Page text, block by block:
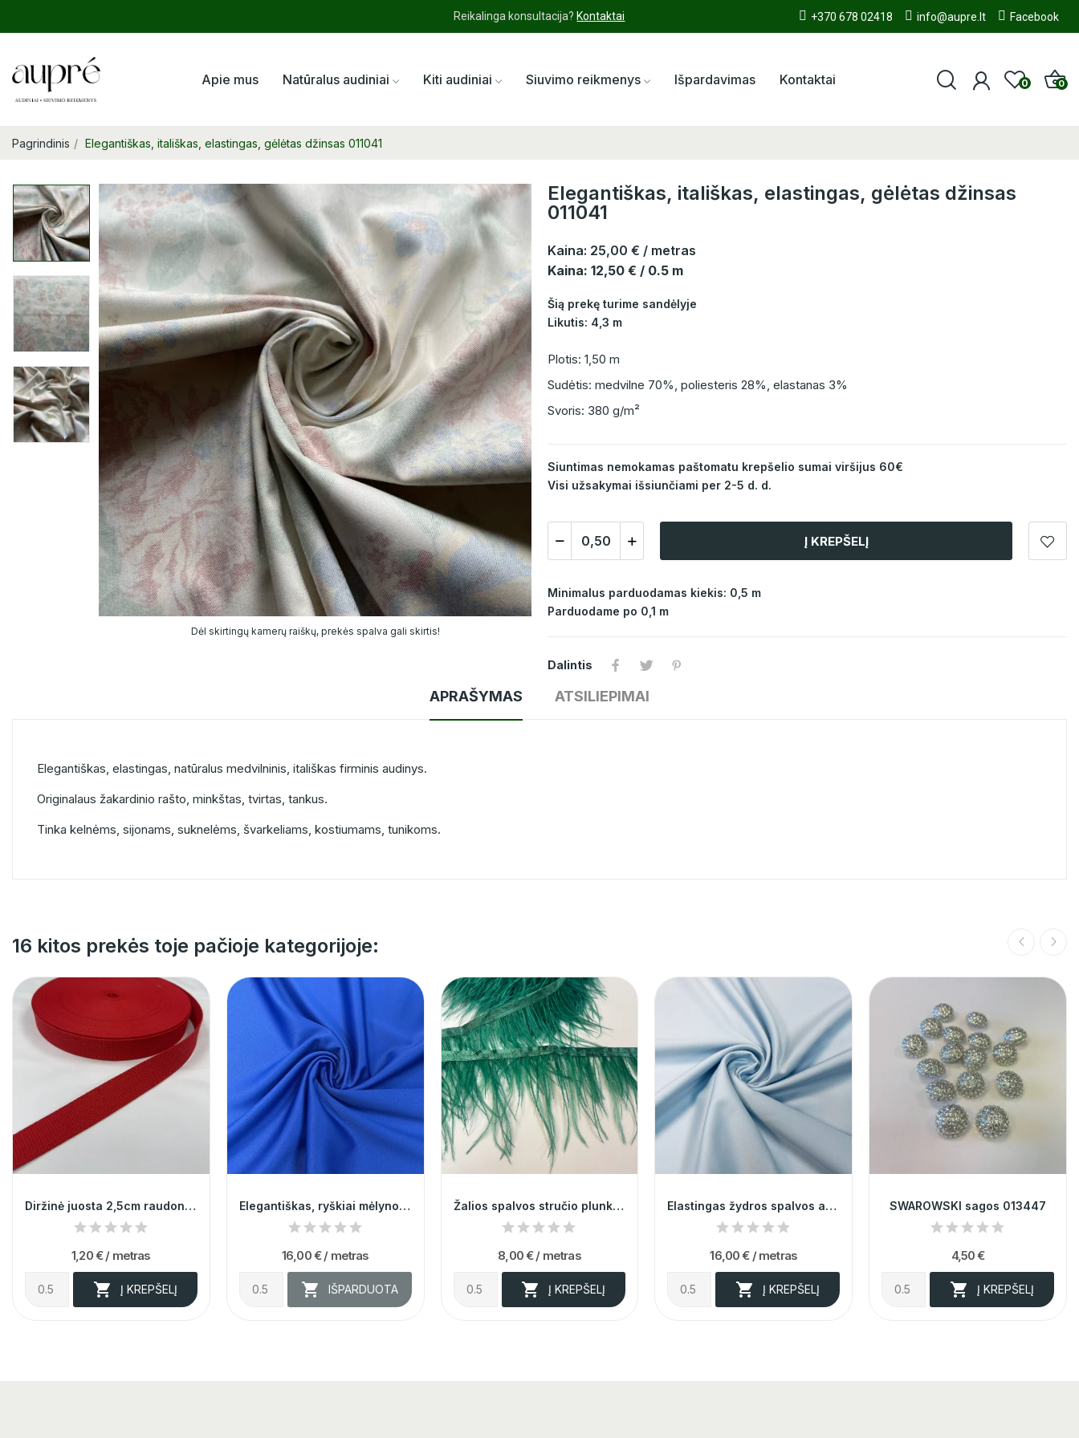
Reikalinga konsultacija? Kontaktai +370 678 02418 info@aupre.lt Facebook
Apie mus Natūralus audiniai Kiti audiniai Siuvimo reikmenys Išpardavimas Kontaktai 0 0
Pagrindinis Elegantiškas, itališkas, elastingas, gėlėtas džinsas 011041
Dėl skirtingų kamerų raiškų, prekės spalva gali skirtis!
Elegantiškas, itališkas, elastingas, gėlėtas džinsas
011041
Kaina: 25,00 € / metras
Kaina: 12,50 € / 0.5 m
Šią prekę turime sandėlyje
Likutis: 4,3 m
Plotis: 1,50 m
Sudėtis: medvilne 70%, poliesteris 28%, elastanas 3%
Svoris: 380 g/m²
Siuntimas nemokamas paštomatu krepšelio sumai viršijus 60€
Visi užsakymai išsiunčiami per 2-5 d. d.
Į KREPŠELĮ
Minimalus parduodamas kiekis: 0,5 m
Parduodame po 0,1 m
Dalintis
APRAŠYMAS ATSILIEPIMAI
Elegantiškas, elastingas, natūralus medvilninis, itališkas firminis audinys.
Originalaus žakardinio rašto, minkštas, tvirtas, tankus.
Tinka kelnėms, sijonams, suknelėms, švarkeliams, kostiumams, tunikoms.
16 kitos prekės toje pačioje kategorijoje:
Diržinė juosta 2,5cm raudona 007550
1,20 € / metras
 Į KREPŠELĮ
Elegantiškas, ryškiai mėlynos spalvos atlasas...
16,00 € / metras
 IŠPARDUOTA
Žalios spalvos stručio plunksnų juosta 013731
8,00 €/ metras
 Į KREPŠELĮ
Elastingas žydros spalvos atlasas 011064
16,00 € / metras
 Į KREPŠELĮ
SWAROWSKI sagos 013447
4,50 €
 Į KREPŠELĮ